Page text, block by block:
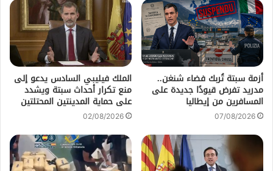
أزمة سبتة تُربك فضاء شنغن..
مدريد تفرض قيودًا جديدة على
المسافرين من إيطاليا
07/08/2026
الملك فيليبي السادس يدعو إلى
منع تكرار أحداث سبتة ويشدد
على حماية المدينتين المحتلتين
02/08/2026